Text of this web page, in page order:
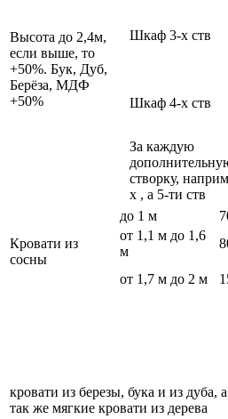
Высота до 2,4м,
если выше, то
+50%. Бук, Дуб,
Берёза, МДФ
+50%
Шкаф 3-х ств
Шкаф 4-х ств
За каждую
створку,
х , а 5-ти ств
Кровати из
сосны
до 1 м
от 1,1 м до 1,6
м
от 1,7 м до 2 м
кровати из березы, бука и из дуба, а
так же мягкие кровати из дерева